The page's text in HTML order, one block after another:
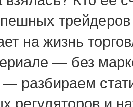
на жизнь
— без
разбираем